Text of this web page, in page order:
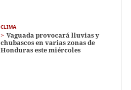
CLIMA
Vaguada provocará lluvias y
chubascos en varias zonas de
Honduras este miércoles